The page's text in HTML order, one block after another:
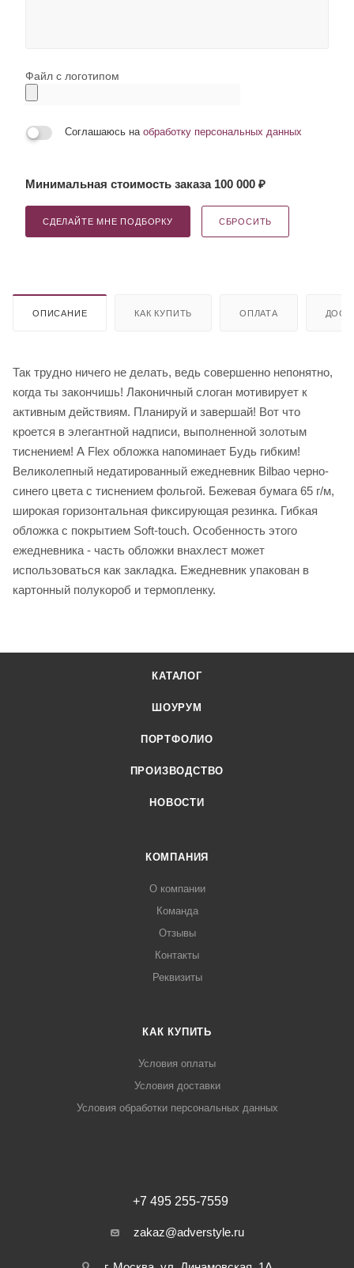
Файл с логотипом
Соглашаюсь на обработку персональных данных
Минимальная стоимость заказа 100 000 ₽
СДЕЛАЙТЕ МНЕ ПОДБОРКУ СБРОСИТЬ
ОПИСАНИЕ КАК КУПИТЬ ОПЛАТА
Так трудно ничего не делать, ведь совершенно непонятно,
когда ты закончишь! Лаконичный слоган мотивирует к
активным действиям. Планируй и завершай! Вот что
кроется в элегантной надписи, выполненной золотым
тиснением! А Flex обложка напоминает Будь гибким!
Великолепный недатированный ежедневник Bilbao черно-
синего цвета с тиснением фольгой. Бежевая бумага 65 г/м,
широкая горизонтальная фиксирующая резинка. Гибкая
обложка с покрытием Soft-touch. Особенность этого
ежедневника - часть обложки внахлест может
использоваться как закладка. Ежедневник упакован в
картонный полукороб и термопленку.
КАТАЛОГ
ШОУРУМ
ПОРТФОЛИО
ПРОИЗВОДСТВО
НОВОСТИ
КОМПАНИЯ
О компании
Команда
Отзывы
Контакты
Реквизиты
КАК КУПИТЬ
Условия оплаты
Условия доставки
Условия обработки персональных данных
+7 495 255-7559
zakaz@adverstyle.ru